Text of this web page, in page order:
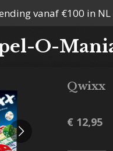
O-
vanaf €100 in NL
Qwixx
€ 12,95